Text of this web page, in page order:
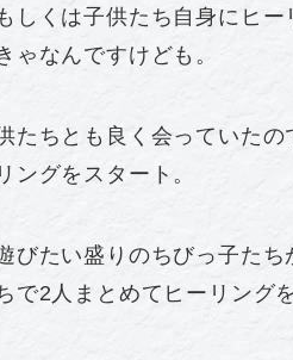
しくは子供たち自身にヒ
ゃなんですけども。
たちとも良く会っていた
ングをスタート。
びたい盛りのちびっ子た
で2人まとめてヒーリング